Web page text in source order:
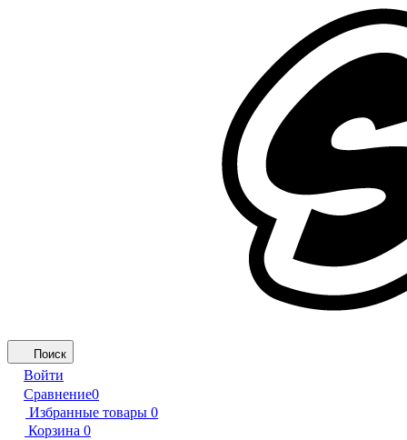
Поиск
Войти
Сравнение0
Избранные товары 0
Корзина 0